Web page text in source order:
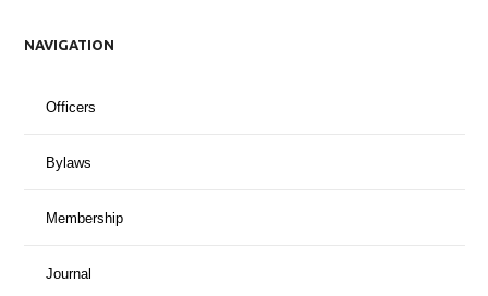
NAVIGATION
Officers
Bylaws
Membership
Journal